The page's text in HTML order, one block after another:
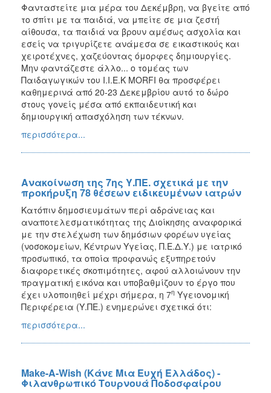
Φανταστείτε μια μέρα του Δεκέμβρη, να βγείτε από
το σπίτι με τα παιδιά, να μπείτε σε μια ζεστή
αίθουσα, τα παιδιά να βρουν αμέσως ασχολία και
εσείς να τριγυρίζετε ανάμεσα σε εικαστικούς και
χειροτέχνες, χαζεύοντας όμορφες δημιουργίες.
Μην φαντάζεστε άλλο... ο τομέας των
Παιδαγωγικών του Ι.Ι.Ε.Κ MORFI θα προσφέρει
καθημερινά από 20-23 Δεκεμβρίου αυτό το δώρο
στους γονείς μέσα από εκπαιδευτική και
δημιουργική απασχόληση των τέκνων.
περισσότερα...
Ανακοίνωση της 7ης Υ.ΠΕ. σχετικά με την
προκήρυξη 78 θέσεων ειδικευμένων ιατρών
Κατόπιν δημοσιευμάτων περί αδράνειας και
αναποτελεσματικότητας της Διοίκησης αναφορικά
με την στελέχωση των δημόσιων φορέων υγείας
(νοσοκομείων, Κέντρων Υγείας, Π.Ε.Δ.Υ.) με ιατρικό
προσωπικό, τα οποία προφανώς εξυπηρετούν
διαφορετικές σκοπιμότητες, αφού αλλοιώνουν την
πραγματική εικόνα και υποβαθμίζουν το έργο που
έχει υλοποιηθεί μέχρι σήμερα, η 7η Υγειονομική
Περιφέρεια (Υ.ΠΕ.) ενημερώνει σχετικά ότι:
περισσότερα...
Make-A-Wish (Κάνε Μια Ευχή Ελλάδος) -
Φιλανθρωπικό Τουρνουά Ποδοσφαίρου